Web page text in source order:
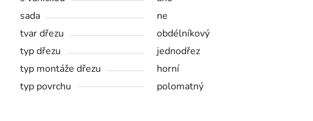
sada
ne
tvar dřezu
obdélníkový
typ dřezu
jednodřez
typ montáže dřezu
horní
typ povrchu
polomatný